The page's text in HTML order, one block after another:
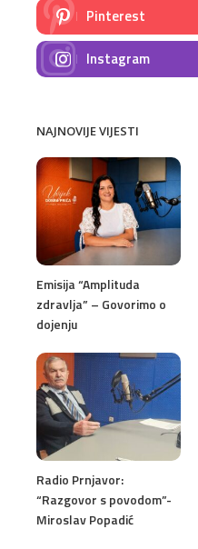
Pinterest
Instagram
NAJNOVIJE VIJESTI
Emisija “Amplituda
zdravlja” – Govorimo o
dojenju
Radio Prnjavor:
“Razgovor s povodom”-
Miroslav Popadić